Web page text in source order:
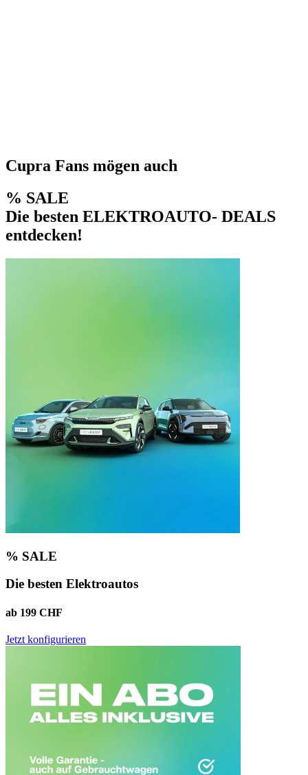
Cupra Fans mögen auch
% SALE
Die besten ELEKTROAUTO- DEALS
entdecken!
% SALE
Die besten Elektroautos
ab 199 CHF
Jetzt konfigurieren